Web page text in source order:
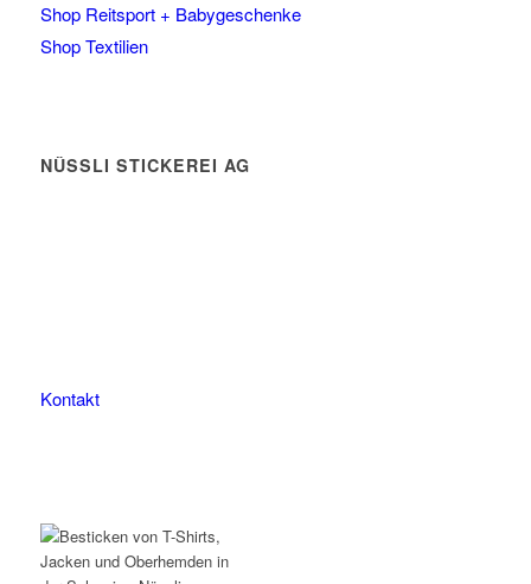
Shop Reitsport + Babygeschenke
Shop Textilien
NÜSSLI STICKEREI AG
Kontakt